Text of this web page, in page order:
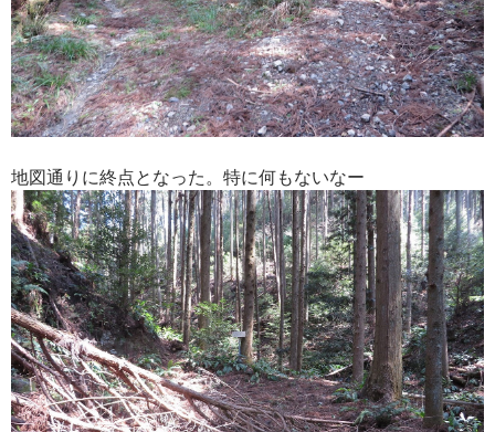
地図通りに終点となった。特に何もないなー